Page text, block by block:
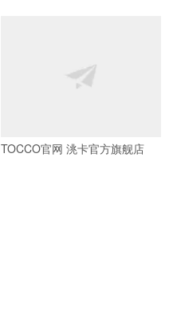
TOCCO官网 洮卡官方旗舰店